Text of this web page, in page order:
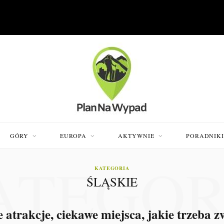
GÓRY EUROPA AKTYWNIE PORADNIKI
KATEGORIA
ŚLĄSKIE
atrakcje, ciekawe miejsca, jakie trzeba